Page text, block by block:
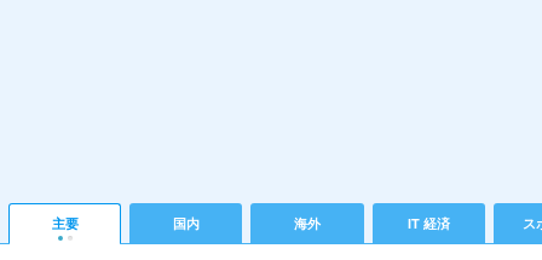
主要 国内 海外 IT 経済 ス